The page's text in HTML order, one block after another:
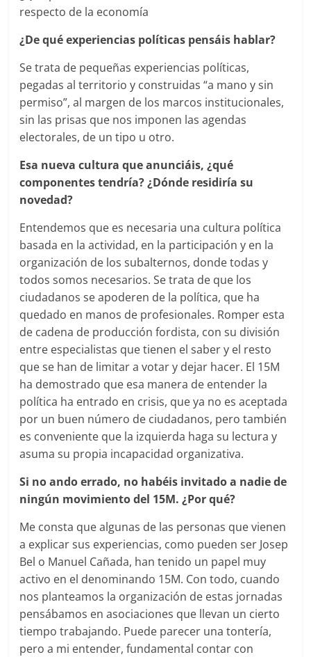
respecto de la economía
¿De qué experiencias políticas pensáis hablar?
Se trata de pequeñas experiencias políticas,
pegadas al territorio y construidas “a mano y sin
permiso”, al margen de los marcos institucionales,
sin las prisas que nos imponen las agendas
electorales, de un tipo u otro.
Esa nueva cultura que anunciáis, ¿qué
componentes tendría? ¿Dónde residiría su
novedad?
Entendemos que es necesaria una cultura política
basada en la actividad, en la participación y en la
organización de los subalternos, donde todas y
todos somos necesarios. Se trata de que los
ciudadanos se apoderen de la política, que ha
quedado en manos de profesionales. Romper esta
de cadena de producción fordista, con su división
entre especialistas que tienen el saber y el resto
que se han de limitar a votar y dejar hacer. El 15M
ha demostrado que esa manera de entender la
política ha entrado en crisis, que ya no es aceptada
por un buen número de ciudadanos, pero también
es conveniente que la izquierda haga su lectura y
asuma su propia incapacidad organizativa.
Si no ando errado, no habéis invitado a nadie de
ningún movimiento del 15M. ¿Por qué?
Me consta que algunas de las personas que vienen
a explicar sus experiencias, como pueden ser Josep
Bel o Manuel Cañada, han tenido un papel muy
activo en el denominando 15M. Con todo, cuando
nos planteamos la organización de estas jornadas
pensábamos en asociaciones que llevan un cierto
tiempo trabajando. Puede parecer una tontería,
pero a mi entender, fundamental contar con